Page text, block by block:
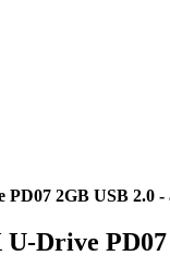
2GB USB 2.0 -
Drive